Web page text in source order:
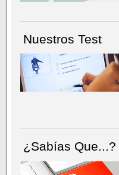
Nuestros Test
¿Sabías Que...?